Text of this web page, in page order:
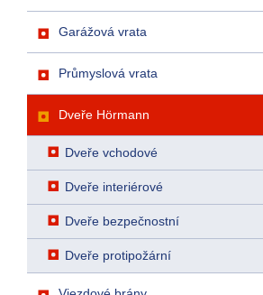
Garážová vrata
Průmyslová vrata
Dveře Hörmann
Dveře vchodové
Dveře interiérové
Dveře bezpečnostní
Dveře protipožární